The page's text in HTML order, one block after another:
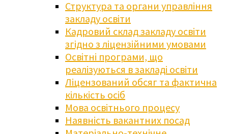
Структура та органи управління
закладу освіти
Кадровий склад закладу освіти
згідно з ліцензійними умовами
Освітні програми, що
реалізуються в закладі освіти
Ліцензований обсяг та фактична
кількість осіб
Мова освітнього процесу
Наявність вакантних посад